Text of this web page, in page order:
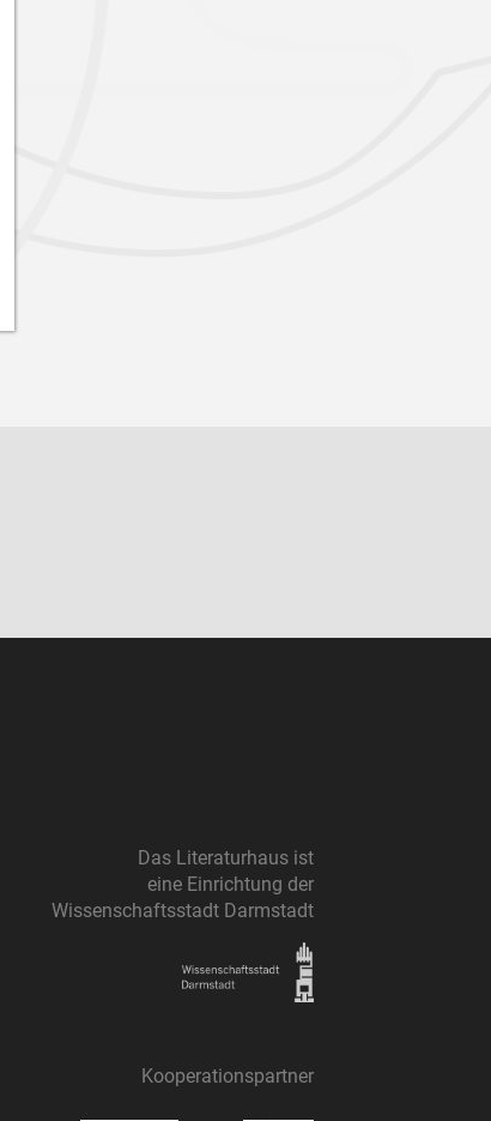
Das Literaturhaus ist
eine Einrichtung der
Wissenschaftsstadt Darmstadt
Kooperationspartner